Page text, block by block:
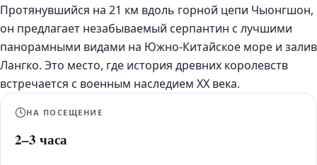
Протянувшийся на 21 км вдоль горной цепи Чыонгшон,
он предлагает незабываемый серпантин с лучшими
панорамными видами на Южно-Китайское море и залив
Лангко. Это место, где история древних королевств
встречается с военным наследием XX века.
НА ПОСЕЩЕНИЕ
2–3 часа